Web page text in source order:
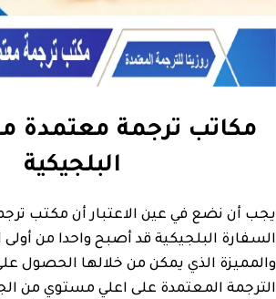
مكاتب ترجمة معتمدة
البلجيكية
يجب أن نضع في عين الاعتبار أن مكتب
السفارة البلجيكية قد أصبح واحدا من أولى
والمميزة الذي يمكن من خلالها الحصول
الترجمة المعتمدة على اعلي مستوي من